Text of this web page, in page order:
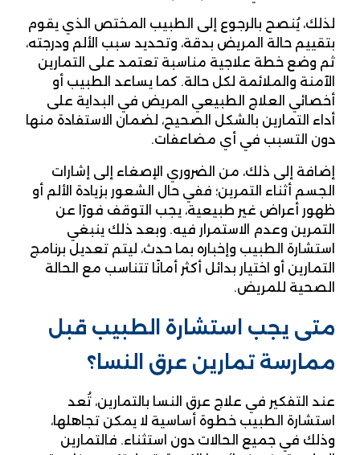
لذلك، يُنصح بالرجوع إلى الطبيب المختص الذي يقوم
بتقييم حالة المريض بدقة، وتحديد سبب الألم ودرجته،
ثم وضع خطة علاجية مناسبة تعتمد على التمارين
الآمنة والملائمة لكل حالة. كما يساعد الطبيب أو
أخصائي العلاج الطبيعي المريض في البداية على
أداء التمارين بالشكل الصحيح، لضمان الاستفادة منها
دون التسبب في أي مضاعفات.
إضافة إلى ذلك، من الضروري الإصغاء إلى إشارات
الجسم أثناء التمرين؛ ففي حال الشعور بزيادة الألم أو
ظهور أعراض غير طبيعية، يجب التوقف فورًا عن
التمرين وعدم الاستمرار فيه. وبعد ذلك ينبغي
استشارة الطبيب وإخباره بما حدث، ليتم تعديل برنامج
التمارين أو اختيار بدائل أكثر أمانًا تتناسب مع الحالة
الصحية للمريض.
متى يجب استشارة الطبيب قبل
ممارسة تمارين عرق النسا؟
عند التفكير في علاج عرق النسا بالتمارين، تُعد
استشارة الطبيب خطوة أساسية لا يمكن تجاهلها،
وذلك في جميع الحالات دون استثناء. فالتمارين